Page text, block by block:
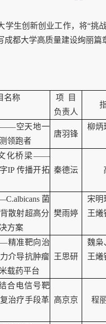
学生创新创业工作，将“挑
成都大学高质量建设绚丽篇
名称 项
目
负责人
——空天地一
领跑者
唐羽锋
柳炳
化桥梁——
IP 传播开拓 秦德沄
菌
散射超高分
方案
樊雨婷
宋明
王爔
精准靶向治
介导抗肿瘤
载药平台
王思研
魏枭
王爔
合电信号靶
治疗手段革 高京京 程